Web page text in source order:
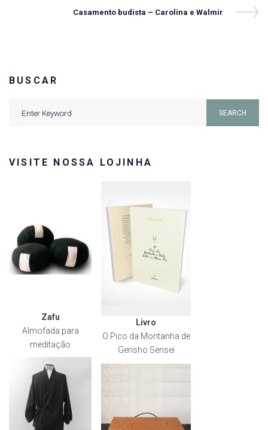
Next
Casamento budista – Carolina e Walmir
BUSCAR
SEARCH
VISITE NOSSA LOJINHA
Zafu
Almofada para
meditação
Livro
O Pico da Montanha de
Gensho Sensei